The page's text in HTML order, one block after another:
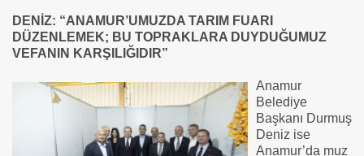
DENİZ: “ANAMUR’UMUZDA TARIM FUARI
DÜZENLEMEK; BU TOPRAKLARA DUYDUĞUMUZ
VEFANIN KARŞILIĞIDIR”
Anamur
Belediye
Başkanı Durmuş
Deniz ise
Anamur’da muz